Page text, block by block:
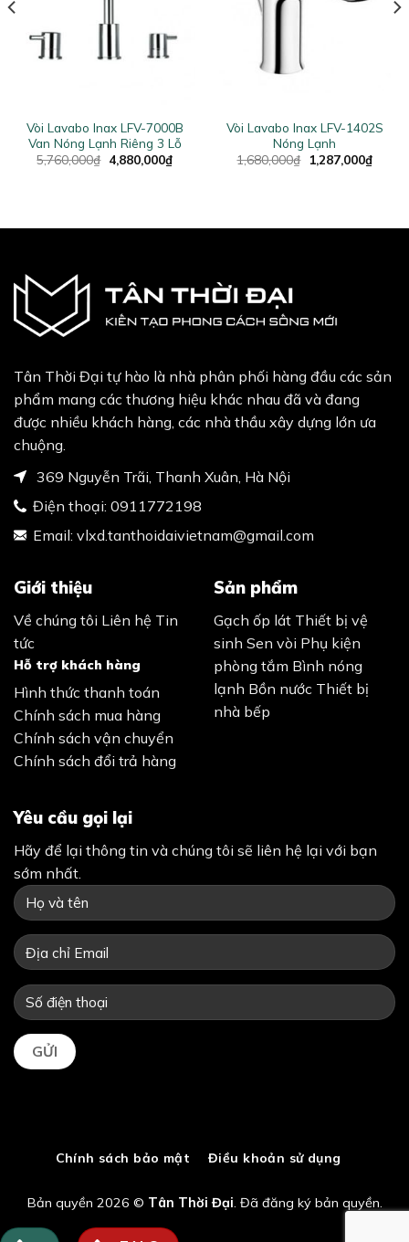
Vòi Lavabo Inax LFV-7000B
Van Nóng Lạnh Riêng 3 Lỗ
5,760,000₫ Original
price
4,880,000₫Current
price
Vòi Lavabo Inax LFV-1402S
Nóng Lạnh
1,680,000₫ Original
price
1,287,000₫
price
Tân Thời Đại tự hào là nhà phân phối hàng đầu các sản
phẩm mang các thương hiệu khác nhau đã và đang
được nhiều khách hàng, các nhà thầu xây dựng lớn ưa
chuộng.
369 Nguyễn Trãi, Thanh Xuân, Hà Nội
Điện thoại: 0911772198
Email: vlxd.tanthoidaivietnam@gmail.com
Giới thiệu
Về chúng tôi Liên hệ Tin
tức
Hỗ trợ khách hàng
Hình thức thanh toán
Chính sách mua hàng
Chính sách vận chuyển
Chính sách đổi trả hàng
Sản phẩm
Gạch ốp lát Thiết bị vệ
sinh Sen vòi Phụ kiện
phòng tắm Bình nóng
lạnh Bồn nước Thiết bị
nhà bếp
Yêu cầu gọi lại
Hãy để lại thông tin và chúng tôi sẽ liên hệ lại với bạn
sớm nhất.
Chính sách bảo mật Điều khoản sử dụng
Bản quyền 2026 © Tân Thời Đại. Đã đăng ký bản quyền.